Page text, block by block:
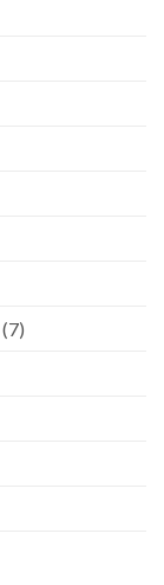
(7)